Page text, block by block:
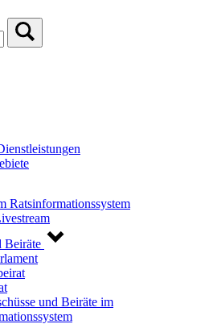
Ratsinformationssystem
Beiräte
und Beiräte im